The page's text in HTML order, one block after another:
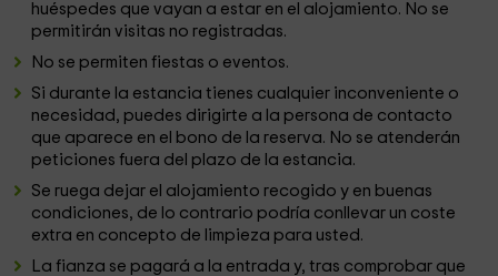
huéspedes que vayan a estar en el alojamiento. No se
permitirán visitas no registradas.
No se permiten fiestas o eventos.
Si durante la estancia tienes cualquier inconveniente o
necesidad, puedes dirigirte a la persona de contacto
que aparece en el bono de la reserva. No se atenderán
peticiones fuera del plazo de la estancia.
Se ruega dejar el alojamiento recogido y en buenas
condiciones, de lo contrario podría conllevar un coste
extra en concepto de limpieza para usted.
La fianza se pagará a la entrada y, tras comprobar que